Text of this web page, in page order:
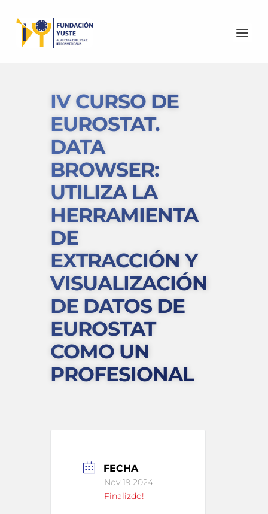
IV CURSO DE
EUROSTAT.
DATA
BROWSER:
UTILIZA LA
HERRAMIENTA
DE
EXTRACCIÓN Y
VISUALIZACIÓN
DE DATOS DE
EUROSTAT
COMO UN
PROFESIONAL
FECHA
Nov 19 2024
Finalizdo!